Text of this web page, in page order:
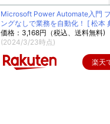
Microsoft Power Automate入門
ングなしで業務を自動化！ [ 松本
価格：3,168円（税込、送料無料)
(2024/3/23時点)
楽天